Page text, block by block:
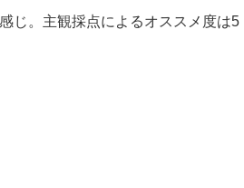
じ。主観採点によるオススメ度は5